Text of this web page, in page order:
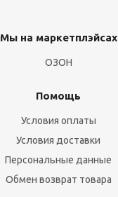
Мы на маркетплэйсах
ОЗОН
Помощь
Условия оплаты
Условия доставки
Персональные данные
Обмен возврат товара